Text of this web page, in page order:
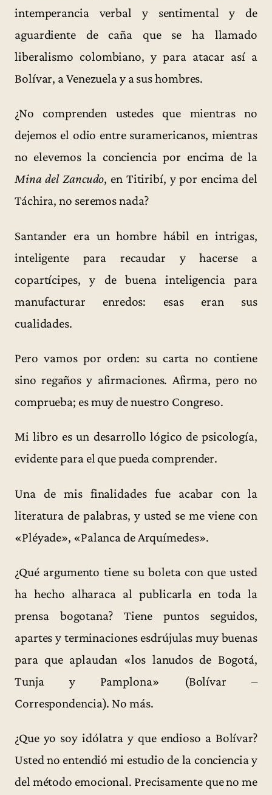
intemperancia verbal y sentimental y de
aguardiente de caña que se ha llamado
liberalismo colombiano, y para atacar así a
Bolívar, a Venezuela y a sus hombres.
¿No comprenden ustedes que mientras no
dejemos el odio entre suramericanos, mientras
no elevemos la conciencia por encima de la
Mina del Zancudo, en Titiribí, y por encima del
Táchira, no seremos nada?
Santander era un hombre hábil en intrigas,
inteligente para recaudar y hacerse a
copartícipes, y de buena inteligencia para
manufacturar enredos: esas eran sus
cualidades.
Pero vamos por orden: su carta no contiene
sino regaños y afirmaciones. Afirma, pero no
comprueba; es muy de nuestro Congreso.
Mi libro es un desarrollo lógico de psicología,
evidente para el que pueda comprender.
Una de mis finalidades fue acabar con la
literatura de palabras, y usted se me viene con
«Pléyade», «Palanca de Arquímedes».
¿Qué argumento tiene su boleta con que usted
ha hecho alharaca al publicarla en toda la
prensa bogotana? Tiene puntos seguidos,
apartes y terminaciones esdrújulas muy buenas
para que aplaudan «los lanudos de Bogotá,
Tunja y Pamplona» (Bolívar –
Correspondencia). No más.
¿Que yo soy idólatra y que endioso a Bolívar?
Usted no entendió mi estudio de la conciencia y
del método emocional. Precisamente que no me